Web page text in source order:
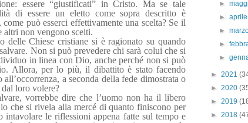
essere “giustificati” in Cristo. Ma se tale
di essere un eletto come sopra descritto è
può esserci effettivamente una scelta? Se il
altri non vengono scelti.
delle Chiese cristiane si è ragionato su quando
Non si può prevedere chi sarà colui che si
in linea con Dio, anche perché non si può
Allora, per lo più, il dibattito è stato facendo
a seconda della fede dimostrata o
loro volere?
vorrebbe dire che l’uomo non ha il libero
che si rivela alla mercé di quanto finiscono per
intavolare le riflessioni appena fatte sul tempo e
►
►
►
►
►
► 2021
► 2020
► 2019
► 2018